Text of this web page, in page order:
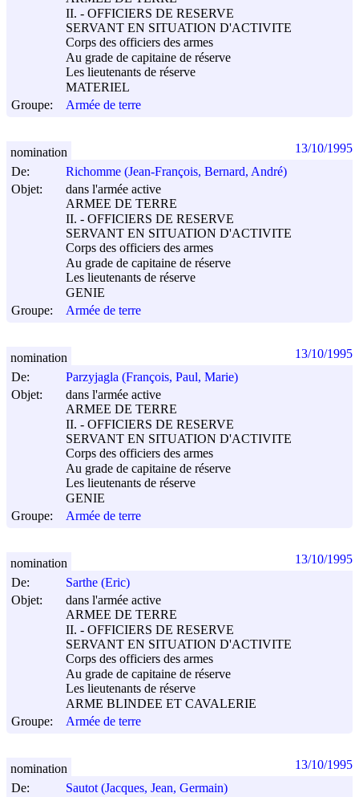
II. - OFFICIERS DE RESERVE
SERVANT EN SITUATION D'ACTIVITE
Corps des officiers des armes
Au grade de capitaine de réserve
Les lieutenants de réserve
MATERIEL
Groupe:
Armée de terre
De:
Richomme (Jean-François, Bernard, André)
Objet:
dans l'armée active
ARMEE DE TERRE
II. - OFFICIERS DE RESERVE
SERVANT EN SITUATION D'ACTIVITE
Corps des officiers des armes
Au grade de capitaine de réserve
Les lieutenants de réserve
GENIE
Groupe:
Armée de terre
nomination 13/10/1995
De:
Parzyjagla (François, Paul, Marie)
Objet:
dans l'armée active
ARMEE DE TERRE
II. - OFFICIERS DE RESERVE
SERVANT EN SITUATION D'ACTIVITE
Corps des officiers des armes
Au grade de capitaine de réserve
Les lieutenants de réserve
GENIE
Groupe:
Armée de terre
nomination 13/10/1995
De:
Sarthe (Eric)
Objet:
dans l'armée active
ARMEE DE TERRE
II. - OFFICIERS DE RESERVE
SERVANT EN SITUATION D'ACTIVITE
Corps des officiers des armes
Au grade de capitaine de réserve
Les lieutenants de réserve
ARME BLINDEE ET CAVALERIE
Groupe:
Armée de terre
nomination 13/10/1995
De:
Sautot (Jacques, Jean, Germain)
nomination 13/10/1995